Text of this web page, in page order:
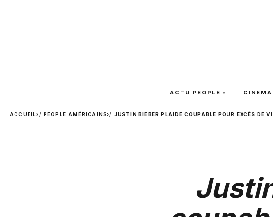
ACTU PEOPLE CINEMA
ACCUEIL› PEOPLE AMÉRICAINS› JUSTIN BIEBER PLAIDE COUPABLE POUR EXCÈS DE